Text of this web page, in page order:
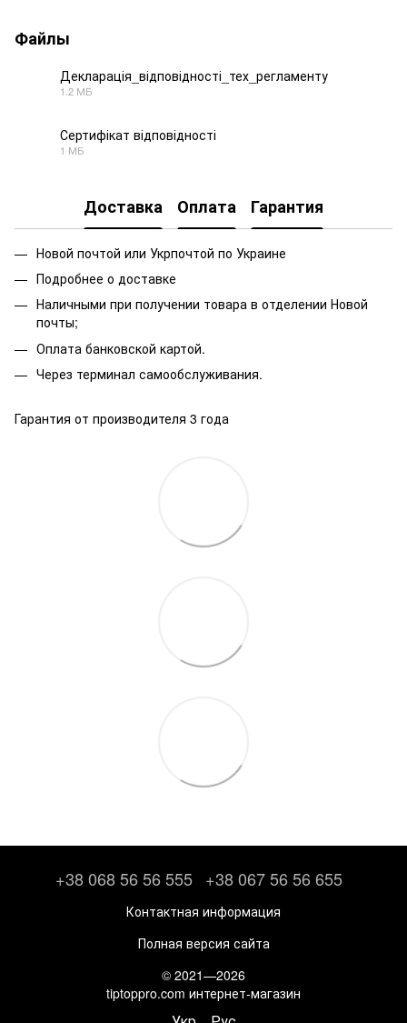
Файлы
Декларація_відповідності_тех_регламенту
1.2 МБ
Сертифікат відповідності
1 МБ
Доставка Оплата Гарантия
Новой почтой или Укрпочтой по Украине
Подробнее о доставке
Наличными при получении товара в отделении Новой
почты;
Оплата банковской картой.
Через терминал самообслуживания.
Гарантия от производителя 3 года
+38 068 56 56 555 +38 067 56 56 655
Контактная информация
Полная версия сайта
© 2021—2026
tiptoppro.com интернет-магазин